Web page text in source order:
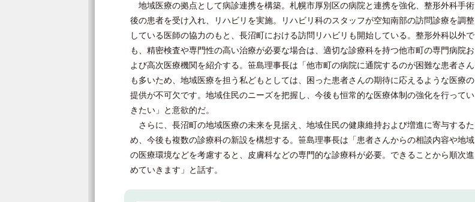
地域医療の拠点として病診連携を構築。札幌市厚別区の病院と連携を強化、整形外科手術
後の患者を受け入れ、リハビリを実施。リハビリ科のスタッフが空知南部の訪問診療を調整
している医師の協力のもと、長沼町における訪問リハビリも開始している。整形外科以外で
も、精密検査や専門性の高い治療が必要な場合は、適切な診療科を持つ他市町の専門病院お
よび高次医療機関を紹介する。笹島理事長は「他市町の病院に通院するのが困難な患者さん
も多いため、地域医療を担う私どもとしては、困った患者さんの期待に応えるような医療の
提供が不可欠です。地域住民のニーズを把握し、今後も恒常的な医療体制の強化を行ってい
きたい」と意欲的だ。
さらに、長沼町の地域医療の未来を見据え、地域住民の健康維持および増進に寄与するた
め、今後も複数の診療科の新設を構想する。笹島理事長は「患者さんからの相談内容や地域
の医療環境などを考慮すると、皮膚科などの専門的な診療科が必要。できることから順次進
めていきます」と話す。